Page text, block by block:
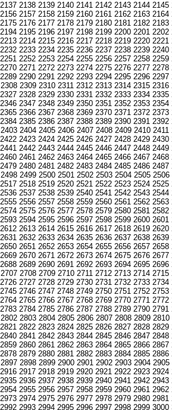
2137 2138 2139 2140 2141 2142 2143 2144 2145
2156 2157 2158 2159 2160 2161 2162 2163 2164
2175 2176 2177 2178 2179 2180 2181 2182 2183
2194 2195 2196 2197 2198 2199 2200 2201 2202
2213 2214 2215 2216 2217 2218 2219 2220 2221
2232 2233 2234 2235 2236 2237 2238 2239 2240
2251 2252 2253 2254 2255 2256 2257 2258 2259
2270 2271 2272 2273 2274 2275 2276 2277 2278
2289 2290 2291 2292 2293 2294 2295 2296 2297
2308 2309 2310 2311 2312 2313 2314 2315 2316
2327 2328 2329 2330 2331 2332 2333 2334 2335
2346 2347 2348 2349 2350 2351 2352 2353 2354
2365 2366 2367 2368 2369 2370 2371 2372 2373
2384 2385 2386 2387 2388 2389 2390 2391 2392
2403 2404 2405 2406 2407 2408 2409 2410 2411
2422 2423 2424 2425 2426 2427 2428 2429 2430
2441 2442 2443 2444 2445 2446 2447 2448 2449
2460 2461 2462 2463 2464 2465 2466 2467 2468
2479 2480 2481 2482 2483 2484 2485 2486 2487
2498 2499 2500 2501 2502 2503 2504 2505 2506
2517 2518 2519 2520 2521 2522 2523 2524 2525
2536 2537 2538 2539 2540 2541 2542 2543 2544
2555 2556 2557 2558 2559 2560 2561 2562 2563
2574 2575 2576 2577 2578 2579 2580 2581 2582
2593 2594 2595 2596 2597 2598 2599 2600 2601
2612 2613 2614 2615 2616 2617 2618 2619 2620
2631 2632 2633 2634 2635 2636 2637 2638 2639
2650 2651 2652 2653 2654 2655 2656 2657 2658
2669 2670 2671 2672 2673 2674 2675 2676 2677
2688 2689 2690 2691 2692 2693 2694 2695 2696
2707 2708 2709 2710 2711 2712 2713 2714 2715
2726 2727 2728 2729 2730 2731 2732 2733 2734
2745 2746 2747 2748 2749 2750 2751 2752 2753
2764 2765 2766 2767 2768 2769 2770 2771 2772
2783 2784 2785 2786 2787 2788 2789 2790 2791
2802 2803 2804 2805 2806 2807 2808 2809 2810
2821 2822 2823 2824 2825 2826 2827 2828 2829
2840 2841 2842 2843 2844 2845 2846 2847 2848
2859 2860 2861 2862 2863 2864 2865 2866 2867
2878 2879 2880 2881 2882 2883 2884 2885 2886
2897 2898 2899 2900 2901 2902 2903 2904 2905
2916 2917 2918 2919 2920 2921 2922 2923 2924
2935 2936 2937 2938 2939 2940 2941 2942 2943
2954 2955 2956 2957 2958 2959 2960 2961 2962
2973 2974 2975 2976 2977 2978 2979 2980 2981
2992 2993 2994 2995 2996 2997 2998 2999 3000